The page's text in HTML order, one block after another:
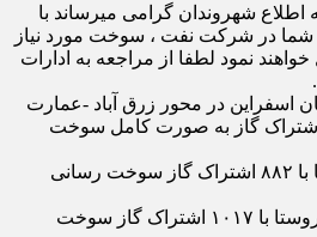
اطلاع شهروندان گرامی میرساند با
شما در شرکت نفت ، سوخت مورد نیاز
نمود لطفا از مراجعه به ادارات
اسفراین در محور زرق آباد -عمارت
به تعداد ۲۰‌ روستا با ۱۱۸۱ اشتراک گاز به صورت کامل سوخت
محور اتیمز به تعداد ۲ روستا با ۸۸۲ اشتراک گاز سوخت رسانی
محور عباس آباد به تعداد ۵ روستا با ۱۰۱۷ اشتراک گاز سوخت